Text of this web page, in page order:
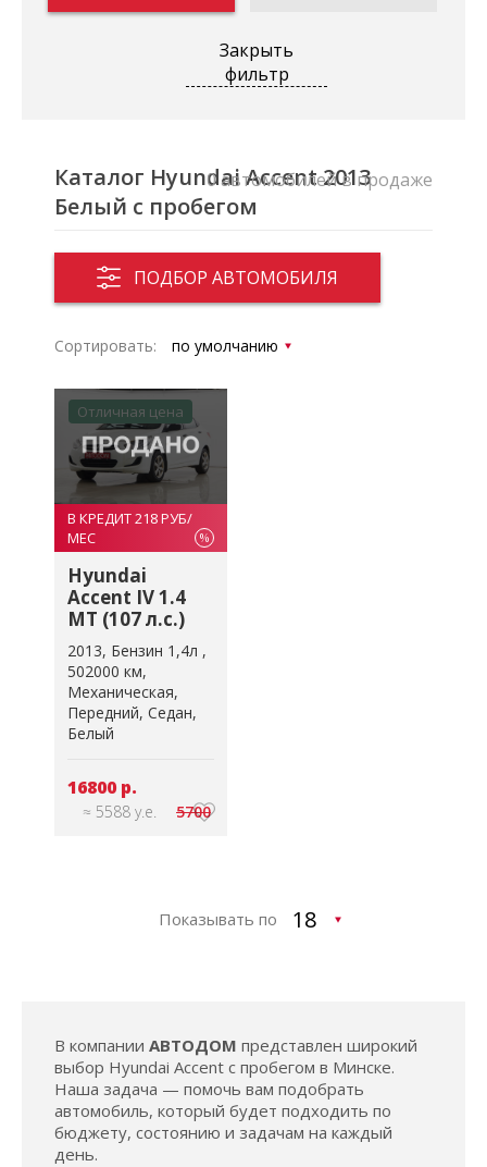
Закрыть
фильтр
Каталог Hyundai Accent 2013
Белый с пробегом
ПОДБОР АВТОМОБИЛЯ
0 автомобилей в продаже
Сортировать:
Отличная цена
В КРЕДИТ 218 РУБ/
МЕС
%
Hyundai
Accent IV 1.4
MT (107 л.с.)
2013 Бензин 1,4л
502000 км
Механическая
Передний Седан
Белый
16800 р.
≈ 5588 у.е. 5700
Показывать по
В компании АВТОДОМ представлен широкий
выбор Hyundai Accent с пробегом в Минске.
Наша задача — помочь вам подобрать
автомобиль, который будет подходить по
бюджету, состоянию и задачам на каждый
день.